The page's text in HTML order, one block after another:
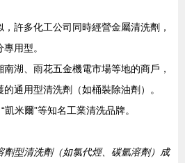
，許多化工公司同時經營金屬清洗劑，
用型。
南湖、雨花五金機電市場等地的商戶，
通用型清洗劑（如桶裝除油劑）。
“凱米爾”等知名工業清洗品牌。
劑型清洗劑（如氯代烴、碳氫溶劑）成